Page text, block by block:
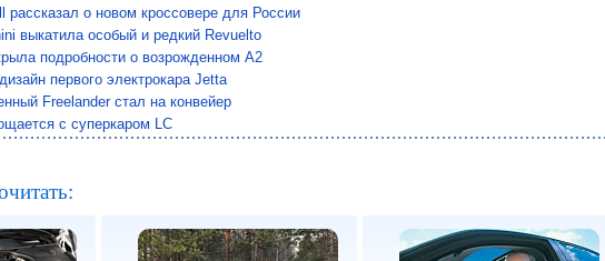
рассказал о новом кроссовере для России
выкатила особый и редкий Revuelto
подробности о возрожденном A2
первого электрокара Jetta
Freelander стал на конвейер
с суперкаром LC